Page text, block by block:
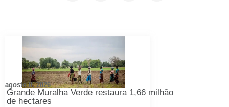
Grande Muralha Verde restaura 1,66 milhão
de hectares
agosto 8, 2026